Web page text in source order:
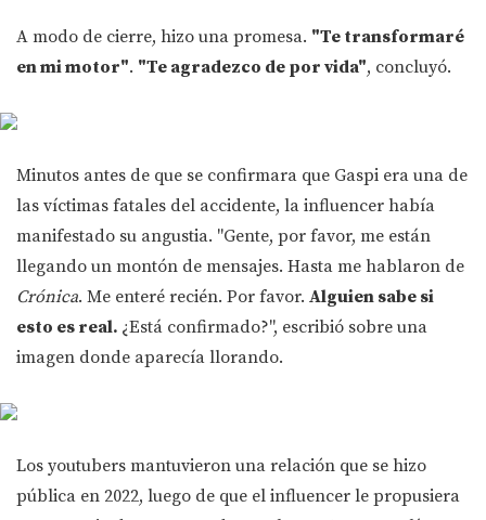
A modo de cierre, hizo una promesa. "Te transformaré
en mi motor". "Te agradezco de por vida", concluyó.
Minutos antes de que se confirmara que Gaspi era una de
las víctimas fatales del accidente, la influencer había
manifestado su angustia. "Gente, por favor, me están
llegando un montón de mensajes. Hasta me hablaron de
Crónica. Me enteré recién. Por favor. Alguien sabe si
esto es real. ¿Está confirmado?", escribió sobre una
imagen donde aparecía llorando.
Los youtubers mantuvieron una relación que se hizo
pública en 2022, luego de que el influencer le propusiera